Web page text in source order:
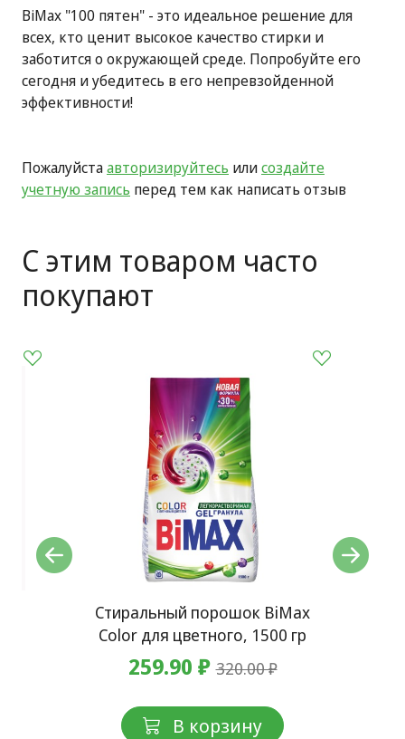
BiMax "100 пятен" - это идеальное решение для
всех, кто ценит высокое качество стирки и
заботится о окружающей среде. Попробуйте его
сегодня и убедитесь в его непревзойденной
эффективности!
Пожалуйстаавторизируйтесь илисоздайте
учетную запись перед тем как написать отзыв
С этим товаром часто
покупают
Стиральный порошок BiMax
Color для цветного, 1500 гр
259.90 ₽320.00 ₽
В корзину